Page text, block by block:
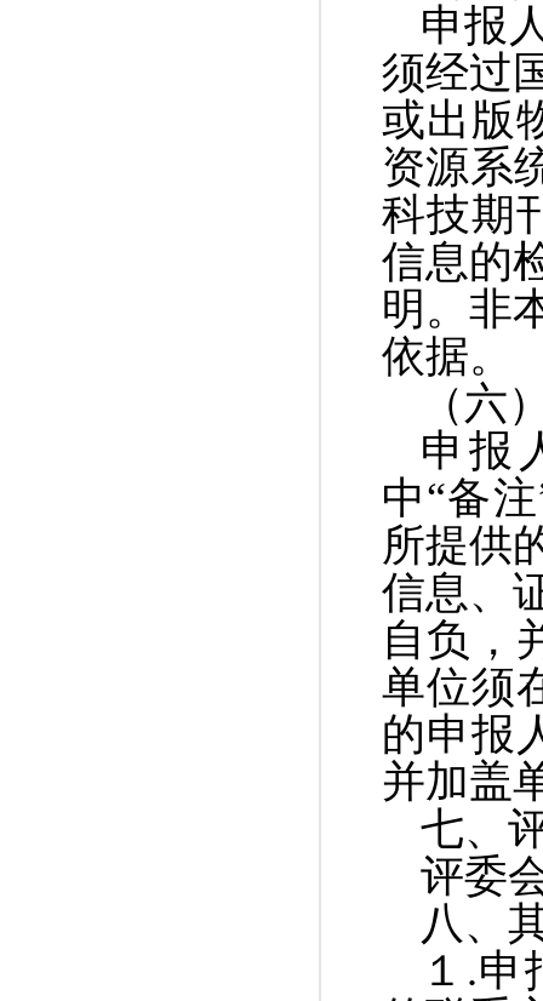
申报
须经过
或出版
资源系
科技期
信息的
明。非
依据。
（六
申报
中“备
所提供
信息、
自负，
单位须
的申报
并加盖
七、
评委
八、
１ .申